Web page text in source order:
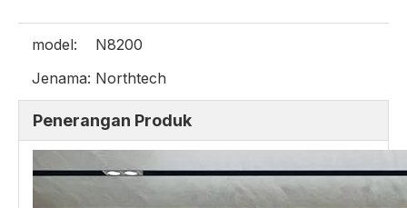
model:
N8200
Jenama: Northtech
Penerangan Produk